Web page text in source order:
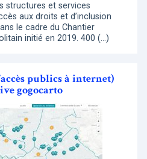
structures et services
aux droits et d’inclusion
le cadre du Chantier
initié en 2019. 400 (…)
publics à internet)
gogocarto